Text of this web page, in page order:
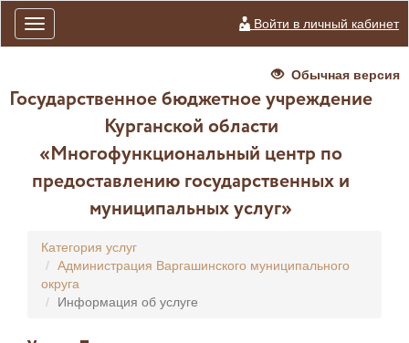
Toggle
navigation
Войти в личный кабинет
Обычная версия
Государственное бюджетное учреждение
Курганской области
«Многофункциональный центр по
предоставлению государственных и
муниципальных услуг»
Категория услуг
Администрация Варгашинского муниципального
округа
Информация об услуге